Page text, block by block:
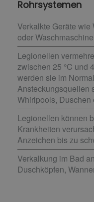
Rohrsystemen
Verkalkte Geräte
oder Waschmaschine
Legionellen
zwischen 25 °C und
werden sie im
Ansteckungsquellen
Whirlpools, Duschen
Legionellen können
Krankheiten
Anzeichen bis zu
Verkalkung im Bad
Duschköpfen,